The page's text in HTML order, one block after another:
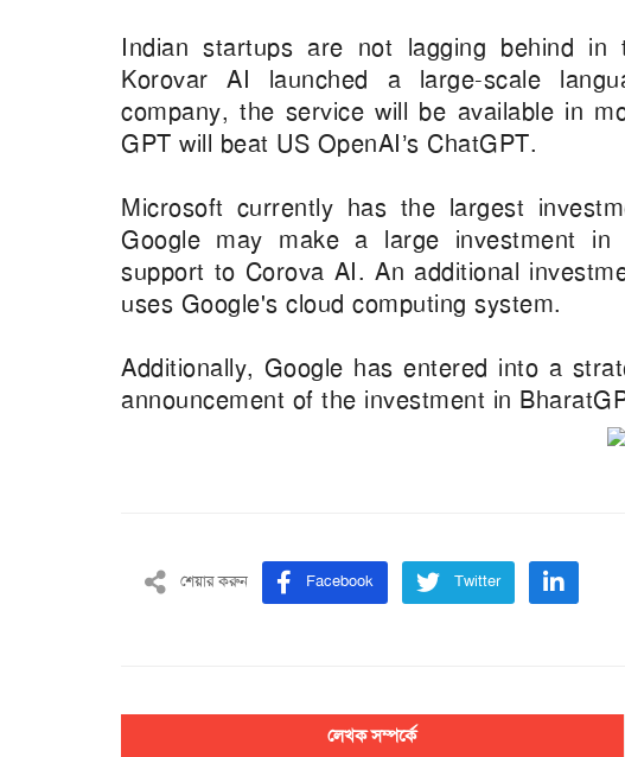
Indian startups are not lagging behind in
Korovar AI launched a large-scale
company, the service will be available in
GPT will beat US OpenAI’s ChatGPT.
Microsoft currently has the largest
Google may make a large investment in
support to Corova AI. An additional
uses Google's cloud computing system.
Additionally, Google has entered into a
announcement of the investment in
শেয়ার করুন Facebook Twitter
লেখক সম্পর্কে